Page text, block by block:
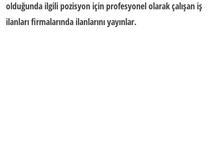
olduğunda ilgili pozisyon için profesyonel olarak çalışan iş
ilanları firmalarında ilanlarını yayınlar.